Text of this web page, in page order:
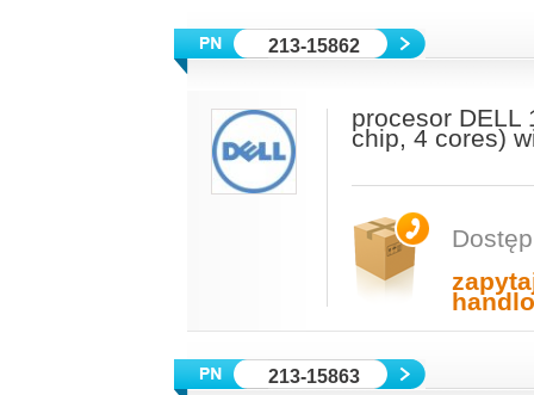
213-15862
procesor DELL
chip, 4 cores)
213-15863